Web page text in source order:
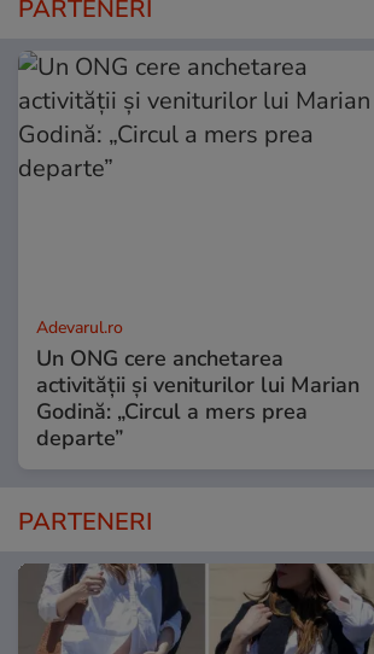
PARTENERI
Adevarul.ro
Un ONG cere anchetarea
activității și veniturilor lui Marian
Godină: „Circul a mers prea
departe”
PARTENERI